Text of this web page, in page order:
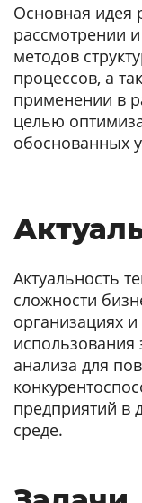
Основная идея
рассмотрении
методов
процессов, а
применении в
целью
обоснованных
Актуальность
сложности
организациях
использования
анализа для
предприятий в
среде.